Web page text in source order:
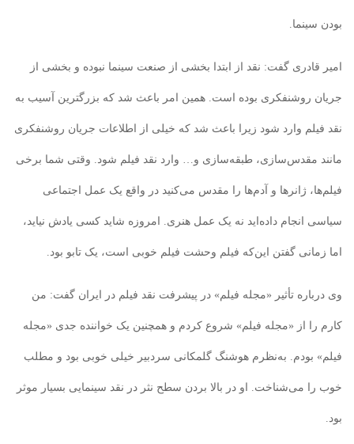
بودن سینما.
امیر قادری گفت: نقد از ابتدا بخشی از صنعت سینما نبوده و بخشی از
جریان روشنفکری بوده است. همین امر باعث شد که بزرگترین آسیب به
نقد فیلم وارد شود زیرا باعث شد که خیلی از اطلاعات جریان روشنفکری
مانند مقدس‌سازی، طبقه‌سازی و… وارد نقد فیلم شود. وقتی شما برخی
فیلم‌ها، ژانرها و آدم‌ها را مقدس می‌کنید در واقع یک عمل اجتماعی
سیاسی انجام داده‌اید نه یک عمل هنری. امروزه شاید کسی یادش نیاید،
اما زمانی گفتن این‌که فیلم وحشت فیلم خوبی است، یک تابو بود.
وی درباره تأثیر «مجله فیلم» در پیشرفت نقد فیلم در ایران گفت: من
کارم را از «مجله فیلم» شروع کردم و همچنین یک خواننده جدی «مجله
فیلم» بودم. به‌نظرم هوشنگ گلمکانی سردبیر خیلی خوبی بود و مطلب
خوب را می‌شناخت. او در بالا بردن سطح نثر در نقد سینمایی بسیار موثر
بود.